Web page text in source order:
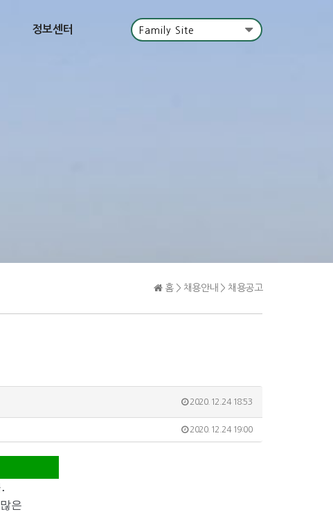
정보센터 Family Site
홈 > 채용안내 > 채용공고
2020.12.24 18:53
2020.12.24 19:00
은